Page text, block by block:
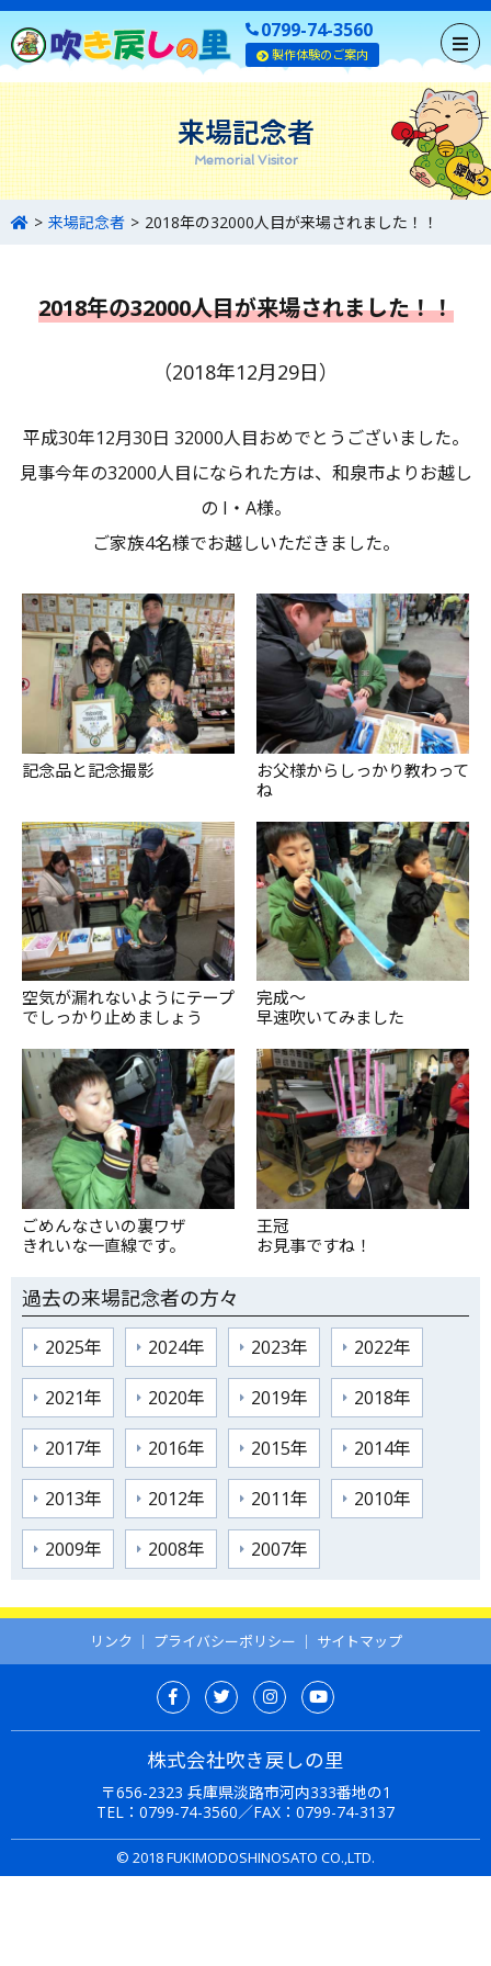
0799-74-3560
製作体験のご案内
来場記念者
Memorial Visitor
来場記念者 2018年の32000人目が来場されました！！
2018年の32000人目が来場されました！！
（2018年12月29日）
平成30年12月30日 32000人目おめでとうございました。
見事今年の32000人目になられた方は、和泉市よりお越し
の I・A様。
ご家族4名様でお越しいただきました。
記念品と記念撮影
お父様からしっかり教わって
ね
空気が漏れないようにテープ
でしっかり止めましょう
完成～
早速吹いてみました
ごめんなさいの裏ワザ
きれいな一直線です。
王冠
お見事ですね！
過去の来場記念者の方々
2025年 2024年 2023年 2022年
2021年 2020年 2019年 2018年
2017年 2016年 2015年 2014年
2013年 2012年 2011年 2010年
2009年 2008年 2007年
リンク ｜ プライバシーポリシー ｜ サイトマップ
株式会社吹き戻しの里
〒656-2323 兵庫県淡路市河内333番地の1
TEL： 0799-74-3560／FAX：0799-74-3137
© 2018 FUKIMODOSHINOSATO CO.,LTD.